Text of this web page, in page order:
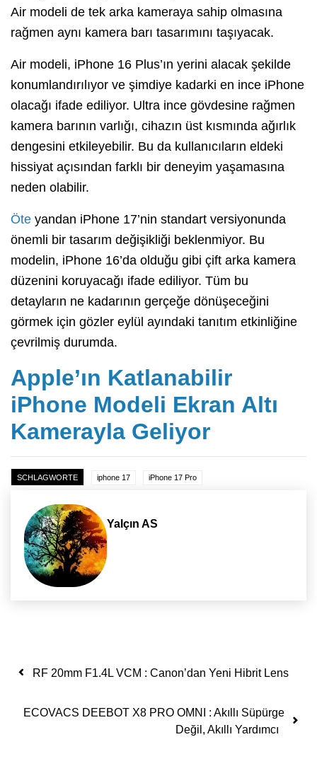
Air modeli de tek arka kameraya sahip olmasına
rağmen aynı kamera barı tasarımını taşıyacak.
Air modeli, iPhone 16 Plus’ın yerini alacak şekilde
konumlandırılıyor ve şimdiye kadarki en ince iPhone
olacağı ifade ediliyor. Ultra ince gövdesine rağmen
kamera barının varlığı, cihazın üst kısmında ağırlık
dengesini etkileyebilir. Bu da kullanıcıların eldeki
hissiyat açısından farklı bir deneyim yaşamasına
neden olabilir.
Öte yandan iPhone 17’nin standart versiyonunda
önemli bir tasarım değişikliği beklenmiyor. Bu
modelin, iPhone 16’da olduğu gibi çift arka kamera
düzenini koruyacağı ifade ediliyor. Tüm bu
detayların ne kadarının gerçeğe dönüşeceğini
görmek için gözler eylül ayındaki tanıtım etkinliğine
çevrilmiş durumda.
Apple’ın Katlanabilir
iPhone Modeli Ekran Altı
Kamerayla Geliyor
SCHLAGWORTE iphone 17 iPhone 17 Pro
Yalçın AS
Yazı dolaşımı
RF 20mm F1.4L VCM : Canon’dan Yeni Hibrit Lens
ECOVACS DEEBOT X8 PRO OMNI : Akıllı Süpürge
Değil, Akıllı Yardımcı